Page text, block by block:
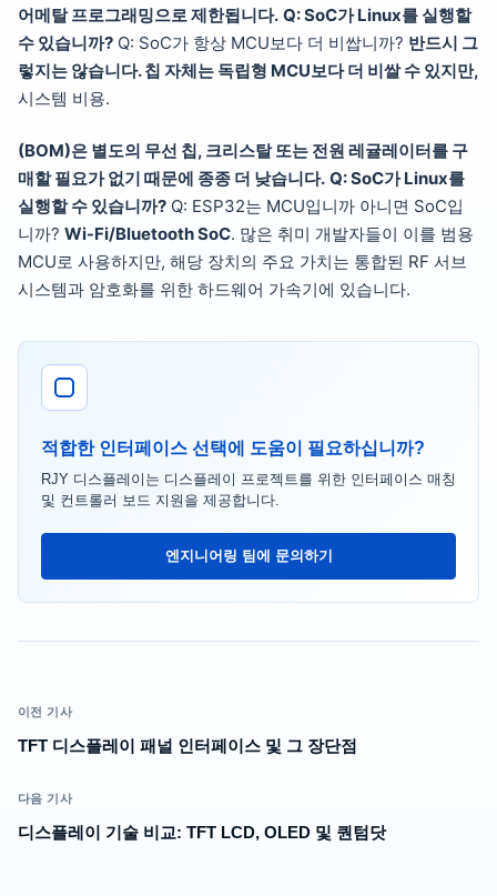
어메탈 프로그래밍으로 제한됩니다. Q: SoC가 Linux를 실행할
수 있습니까? Q: SoC가 항상 MCU보다 더 비쌉니까? 반드시 그
렇지는 않습니다. 칩 자체는 독립형 MCU보다 더 비쌀 수 있지만,
시스템 비용.
(BOM)은 별도의 무선 칩, 크리스탈 또는 전원 레귤레이터를 구
매할 필요가 없기 때문에 종종 더 낮습니다. Q: SoC가 Linux를
실행할 수 있습니까? Q: ESP32는 MCU입니까 아니면 SoC입
니까? Wi-Fi/Bluetooth SoC. 많은 취미 개발자들이 이를 범용
MCU로 사용하지만, 해당 장치의 주요 가치는 통합된 RF 서브
시스템과 암호화를 위한 하드웨어 가속기에 있습니다.
적합한 인터페이스 선택에 도움이 필요하십니까?
RJY 디스플레이는 디스플레이 프로젝트를 위한 인터페이스 매칭
및 컨트롤러 보드 지원을 제공합니다.
엔지니어링 팀에 문의하기
이전 기사
TFT 디스플레이 패널 인터페이스 및 그 장단점
다음 기사
디스플레이 기술 비교: TFT LCD, OLED 및 퀀텀닷